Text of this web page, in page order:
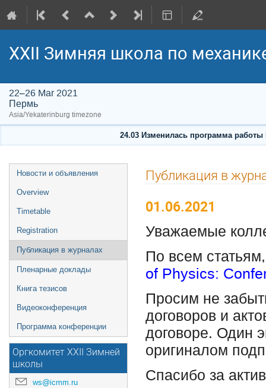
XXII Зимняя школа по
22–26 Mar 2021
Пермь
Asia/Yekaterinburg timezone
24.03 Изменилась программа
Event
menu
Новости и объявления
Overview
Timetable
Registration
Публикация в журналах
Пленарные доклады
Книга тезисов
Видеоконференция
Программа конференции
Оргкомитет XXII Зимней
школы
ws@icmm.ru
Публикация в
01.06.2021
Уважаемые
По всем
of Physics:
Просим не
договоров и
договоре. Один
оригиналом
Спасибо за